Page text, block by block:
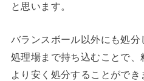
と思います。
バランスボール以外にも処分
処理場まで持ち込むことで
より安く処分することができ